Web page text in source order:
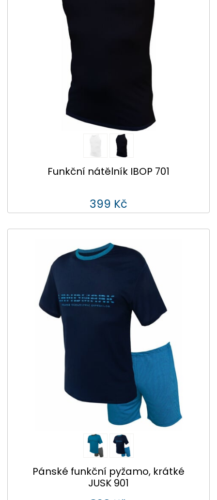
Funkční nátělník IBOP 701
399 Kč
Pánské funkční pyžamo, krátké
JUSK 901